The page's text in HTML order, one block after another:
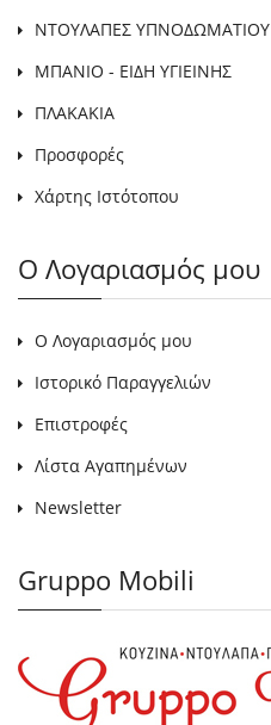
ΝΤΟΥΛΑΠΕΣ ΥΠΝΟΔΩΜΑΤΙΟΥ
ΜΠΑΝΙΟ - ΕΙΔΗ ΥΓΙΕΙΝΗΣ
ΠΛΑΚΑΚΙΑ
Προσφορές
Χάρτης Ιστότοπου
Ο Λογαριασμός μου
Ο Λογαριασμός μου
Ιστορικό Παραγγελιών
Επιστροφές
Λίστα Αγαπημένων
Newsletter
Gruppo Mobili